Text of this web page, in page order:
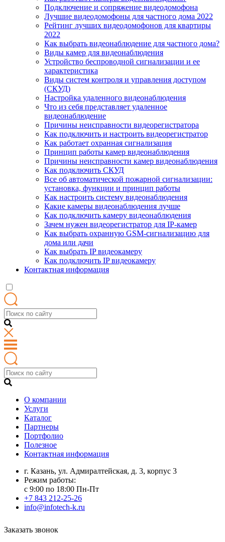
Подключение и сопряжение видеодомофона
Лучшие видеодомофоны для частного дома 2022
Рейтинг лучших видеодомофонов для квартиры
2022
Как выбрать видеонаблюдение для частного дома?
Виды камер для видеонаблюдения
Устройство беспроводной сигнализации и ее
характеристика
Виды систем контроля и управления доступом
(СКУД)
Настройка удаленного видеонаблюдения
Что из себя представляет удаленное
видеонаблюдение
Причины неисправности видеорегистратора
Как подключить и настроить видеорегистратор
Как работает охранная сигнализация
Принцип работы камер видеонаблюдения
Причины неисправности камер видеонаблюдения
Как подключить СКУД
Все об автоматической пожарной сигнализации:
установка, функции и принцип работы
Как настроить систему видеонаблюдения
Какие камеры видеонаблюдения лучше
Как подключить камеру видеонаблюдения
Зачем нужен видеорегистратор для IP-камер
Как выбрать охранную GSM-сигнализацию для
дома или дачи
Как выбрать IP видеокамеру
Как подключить IP видеокамеру
Контактная информация
О компании
Услуги
Каталог
Партнеры
Портфолио
Полезное
Контактная информация
г. Казань, ул. Адмиралтейская, д. 3, корпус 3
Режим работы:
с 9:00 по 18:00 Пн-Пт
+7 843 212-25-26
info@infotech-k.ru
Заказать звонок